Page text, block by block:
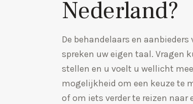
Nederland?
De behandelaars en
spreken uw eigen taal. Vragen
stellen en u voelt u wellicht
mogelijkheid om een keuze te
of om iets verder te reizen naar